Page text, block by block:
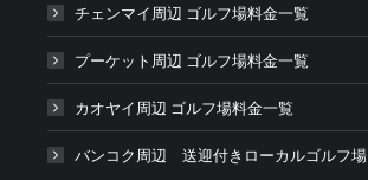
チェンマイ周辺 ゴルフ場料金一覧
プーケット周辺 ゴルフ場料金一覧
カオヤイ周辺 ゴルフ場料金一覧
バンコク周辺 送迎付きローカルゴルフ場